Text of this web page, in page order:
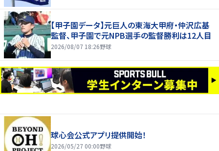
【甲子園データ】元巨人の東海大甲府・仲沢広基
監督、甲子園で元NPB選手の監督勝利は12人目
2026/08/07 18:26野球
球心会公式アプリ提供開始！
2026/05/27 00:00野球